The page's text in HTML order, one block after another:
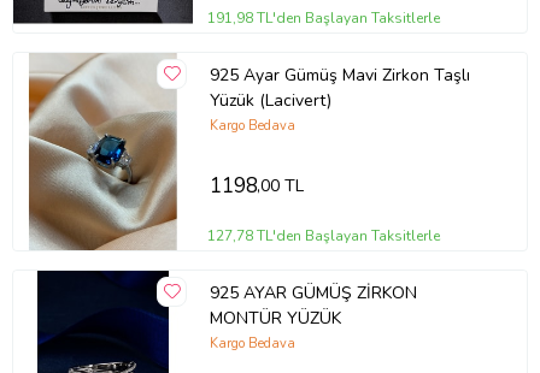
191,98 TL'den Başlayan Taksitlerle
925 Ayar Gümüş Mavi Zirkon Taşlı
Yüzük (Lacivert)
Kargo Bedava
1198,00 TL
127,78 TL'den Başlayan Taksitlerle
925 AYAR GÜMÜŞ ZİRKON
MONTÜR YÜZÜK
Kargo Bedava